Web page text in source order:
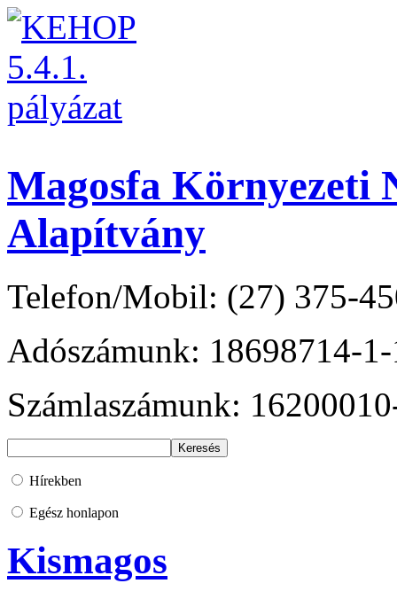
Magosfa Környezeti
Alapítvány
Telefon/Mobil: (27) 375-
Adószámunk: 18698714-
Számlaszámunk:
Hírekben
Egész honlapon
Kismagos